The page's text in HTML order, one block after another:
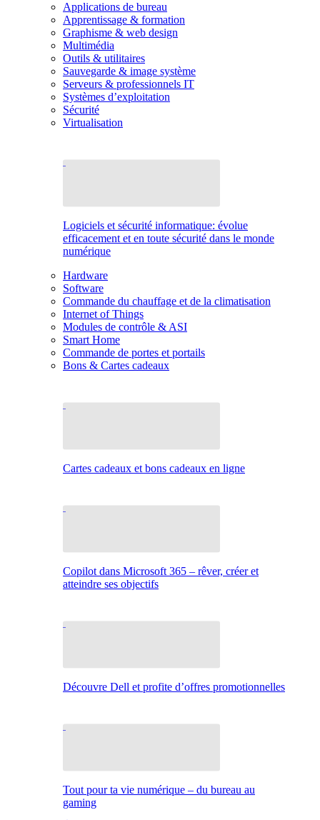
Applications de bureau
Apprentissage & formation
Graphisme & web design
Multimédia
Outils & utilitaires
Sauvegarde & image système
Serveurs & professionnels IT
Systèmes d’exploitation
Sécurité
Virtualisation
Logiciels et sécurité informatique: évolue
efficacement et en toute sécurité dans le monde
numérique
Hardware
Software
Commande du chauffage et de la climatisation
Internet of Things
Modules de contrôle & ASI
Smart Home
Commande de portes et portails
Bons & Cartes cadeaux
Cartes cadeaux et bons cadeaux en ligne
Copilot dans Microsoft 365 – rêver, créer et
atteindre ses objectifs
Découvre Dell et profite d’offres promotionnelles
Tout pour ta vie numérique – du bureau au
gaming